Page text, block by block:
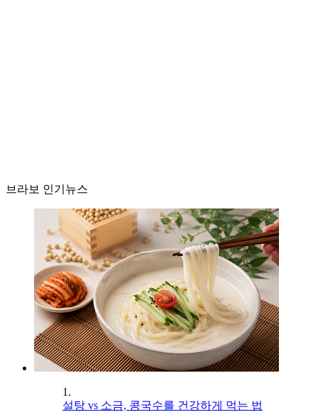
브라보 인기뉴스
1.
설탕 vs 소금, 콩국수를 건강하게 먹는 법